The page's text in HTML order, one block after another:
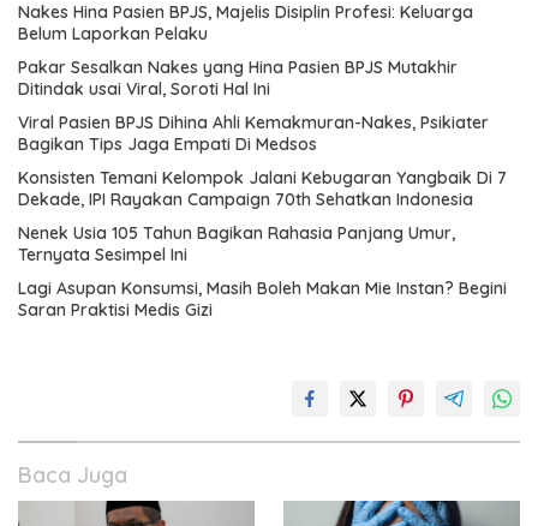
Nakes Hina Pasien BPJS, Majelis Disiplin Profesi: Keluarga
Belum Laporkan Pelaku
Pakar Sesalkan Nakes yang Hina Pasien BPJS Mutakhir
Ditindak usai Viral, Soroti Hal Ini
Viral Pasien BPJS Dihina Ahli Kemakmuran-Nakes, Psikiater
Bagikan Tips Jaga Empati Di Medsos
Konsisten Temani Kelompok Jalani Kebugaran Yangbaik Di 7
Dekade, IPI Rayakan Campaign 70th Sehatkan Indonesia
Nenek Usia 105 Tahun Bagikan Rahasia Panjang Umur,
Ternyata Sesimpel Ini
Lagi Asupan Konsumsi, Masih Boleh Makan Mie Instan? Begini
Saran Praktisi Medis Gizi
Baca Juga